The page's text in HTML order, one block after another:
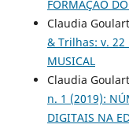
FORMAÇÃO
Claudia
& Trilhas: v. 22
MUSICAL
Claudia
n. 1 (2019):
DIGITAIS NA